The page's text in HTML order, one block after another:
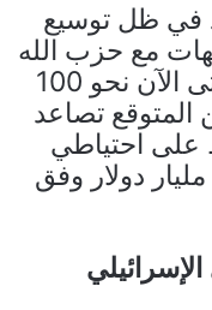
في ظل توسيع
مع حزب الله
اللبناني، فإسرائيل أنفقت حتى الآن نحو 100
المتوقع تصاعد
على احتياطي
النقد الأجنبي البالغ نحو 200 مليار دولار وفق